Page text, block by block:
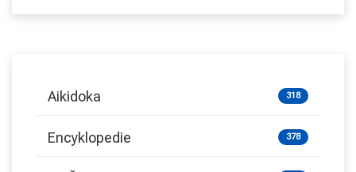
Aikidoka 318
Encyklopedie 378